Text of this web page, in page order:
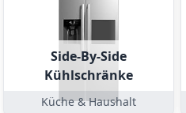
Side-By-Side
Kühlschränke
Küche & Haushalt